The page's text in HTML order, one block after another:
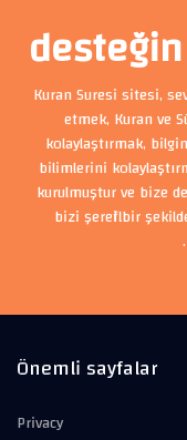
Kuran Suresi sitesi,
etmek, Kuran ve
kolaylaştırmak,
bilimlerini
kurulmuştur ve bize
bizi şerefli bir
Önemli sayfalar
Privacy